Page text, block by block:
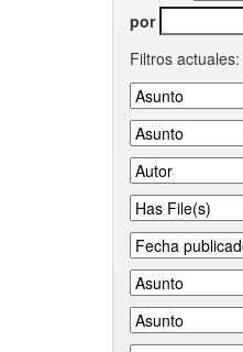
por
Filtros actuales: